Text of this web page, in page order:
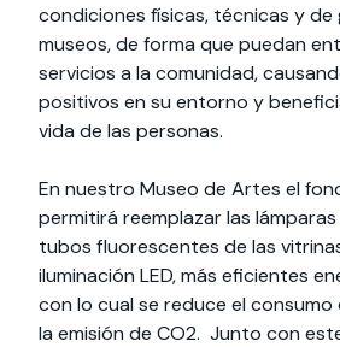
condiciones físicas, técnicas y de
museos, de forma que puedan
servicios a la comunidad,
positivos en su entorno y
vida de las personas.
En nuestro Museo de Artes el
permitirá reemplazar las
tubos fluorescentes de las
iluminación LED, más eficientes
con lo cual se reduce el
la emisión de CO2. Junto con